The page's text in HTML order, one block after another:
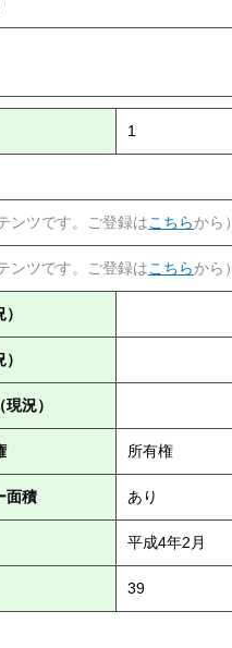
1
ンツです。ご登録はこちらから）
ンツです。ご登録はこちらから）
況）
所有権
面積 あり
平成4年2月
39